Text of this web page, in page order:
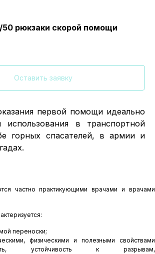
50 рюкзаки скорой помощи
Оставить заявку
первой помощи идеально
использования в транспортной
горных спасателей, в армии и
частно практикующими врачами и врачами
переноски;
физическими и полезными свойствами
устойчивость к разрывам,